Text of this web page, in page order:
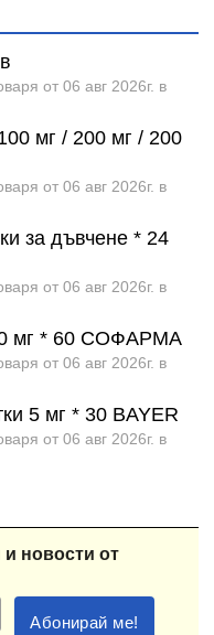
от 06 авг 2026г. в
мг / 200 мг / 200
от 06 авг 2026г. в
за дъвчене * 24
от 06 авг 2026г. в
мг * 60 СОФАРМА
от 06 авг 2026г. в
5 мг * 30 BAYER
от 06 авг 2026г. в
новости от